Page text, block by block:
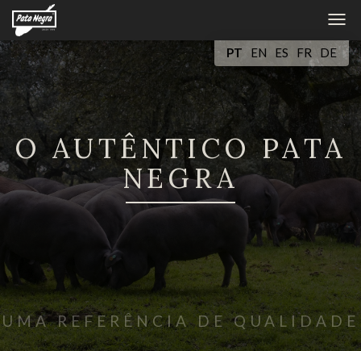
PT EN ES FR DE
O AUTÊNTICO PATA
NEGRA
UMA REFERÊNCIA DE QUALIDADE